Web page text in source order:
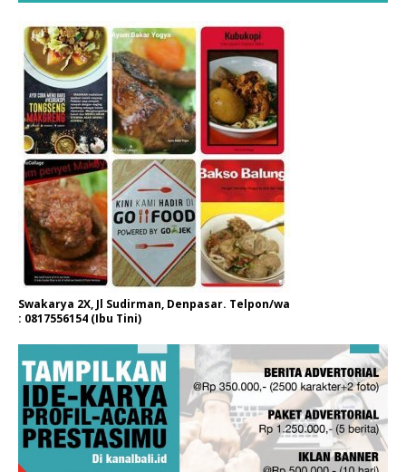
Swakarya 2X, Jl Sudirman, Denpasar. Telpon/wa
: 0817556154 (Ibu Tini)